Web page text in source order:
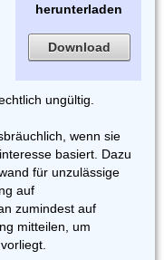
herunterladen
Download
ungültig.
wenn sie
basiert. Dazu
für unzulässige
auf
zumindest auf
mitteilen, um